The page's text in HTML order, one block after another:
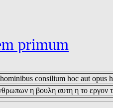
primum
consilium hoc aut opus
η βουλη αυτη η το εργον